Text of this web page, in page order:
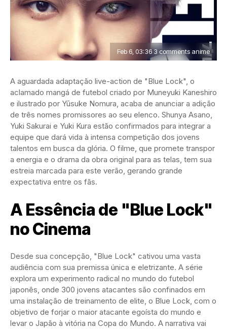
Feb 6, 03:36 3 comments anime
A aguardada adaptação live-action de "Blue Lock", o
aclamado mangá de futebol criado por Muneyuki Kaneshiro
e ilustrado por Yūsuke Nomura, acaba de anunciar a adição
de três nomes promissores ao seu elenco. Shunya Asano,
Yuki Sakurai e Yuki Kura estão confirmados para integrar a
equipe que dará vida à intensa competição dos jovens
talentos em busca da glória. O filme, que promete transpor
a energia e o drama da obra original para as telas, tem sua
estreia marcada para este verão, gerando grande
expectativa entre os fãs.
A Essência de "Blue Lock"
no Cinema
Desde sua concepção, "Blue Lock" cativou uma vasta
audiência com sua premissa única e eletrizante. A série
explora um experimento radical no mundo do futebol
japonês, onde 300 jovens atacantes são confinados em
uma instalação de treinamento de elite, o Blue Lock, com o
objetivo de forjar o maior atacante egoísta do mundo e
levar o Japão à vitória na Copa do Mundo. A narrativa vai